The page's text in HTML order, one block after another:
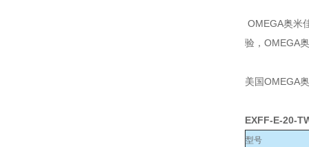
OMEGA奥米
验，OMEGA
美国OMEGA
EXFF-E-20-
型号